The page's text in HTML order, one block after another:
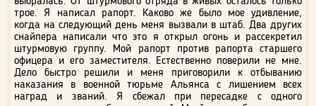
трое. Я написал рапорт. Каково же было мое удивление,
когда на следующий день меня вызвали в штаб. Два других
снайпера написали что это я открыл огонь и рассекретил
штурмовую группу. Мой рапорт против рапорта старшего
офицера и его заместителя. Естественно поверили не мне.
Дело быстро решили и меня приговорили к отбыванию
наказания в военной тюрьме Альянса с лишением всех
наград и званий. Я сбежал при пересадке с одного